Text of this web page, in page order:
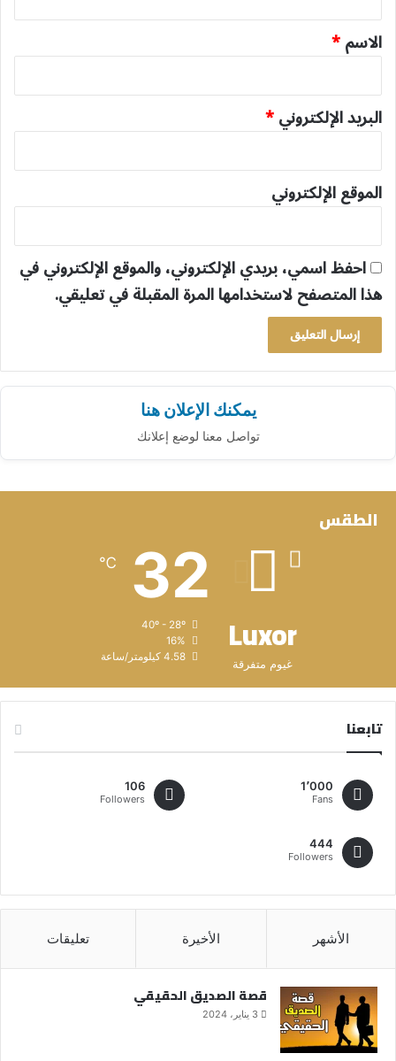
*
الاسم*
البريد الإلكتروني*
الموقع الإلكتروني
احفظ اسمي، بريدي الإلكتروني، والموقع الإلكتروني في
هذا المتصفح لاستخدامها المرة المقبلة في تعليقي.
يمكنك الإعلان هنا
تواصل معنا لوضع إعلانك
الطقس
Luxor
غيوم متفرقة
32
℃
16%
4.58 كيلومتر/ساعة
تابعنا
1٬000
Fans
106
Followers
444
Followers
الأشهر الأخيرة تعليقات
قصة الصديق الحقيقي
3 يناير، 2024